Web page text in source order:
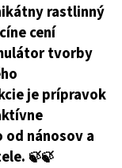
rastlinný
cení
tvorby
je prípravok
nánosov a
🍃🍃